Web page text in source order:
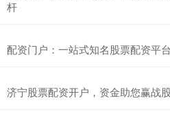
杆
配资门户：一站式知名股票配资平台
济宁股票配资开户，资金助您赢战